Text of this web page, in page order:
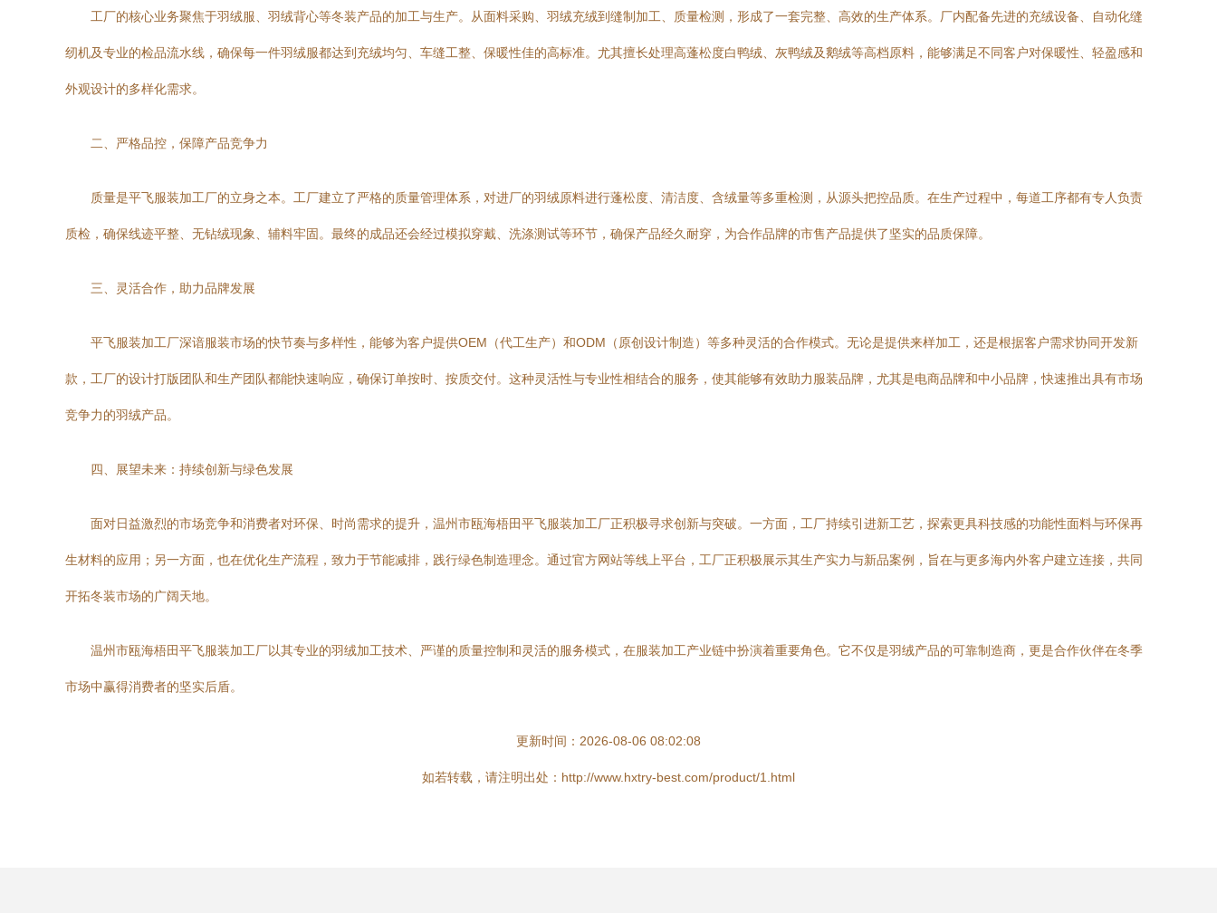
工厂的核心业务聚焦于羽绒服、羽绒背心等冬装产品的加工与生产。从面料采购、羽绒充绒到缝制加工、质量检测，形成了一套完整、高效的生产体系。厂内配备先进的充绒设备、自动化缝
纫机及专业的检品流水线，确保每一件羽绒服都达到充绒均匀、车缝工整、保暖性佳的高标准。尤其擅长处理高蓬松度白鸭绒、灰鸭绒及鹅绒等高档原料，能够满足不同客户对保暖性、轻盈感和
外观设计的多样化需求。
二、严格品控，保障产品竞争力
质量是平飞服装加工厂的立身之本。工厂建立了严格的质量管理体系，对进厂的羽绒原料进行蓬松度、清洁度、含绒量等多重检测，从源头把控品质。在生产过程中，每道工序都有专人负责
质检，确保线迹平整、无钻绒现象、辅料牢固。最终的成品还会经过模拟穿戴、洗涤测试等环节，确保产品经久耐穿，为合作品牌的市售产品提供了坚实的品质保障。
三、灵活合作，助力品牌发展
平飞服装加工厂深谙服装市场的快节奏与多样性，能够为客户提供OEM（代工生产）和ODM（原创设计制造）等多种灵活的合作模式。无论是提供来样加工，还是根据客户需求协同开发新
款，工厂的设计打版团队和生产团队都能快速响应，确保订单按时、按质交付。这种灵活性与专业性相结合的服务，使其能够有效助力服装品牌，尤其是电商品牌和中小品牌，快速推出具有市场
竞争力的羽绒产品。
四、展望未来：持续创新与绿色发展
面对日益激烈的市场竞争和消费者对环保、时尚需求的提升，温州市瓯海梧田平飞服装加工厂正积极寻求创新与突破。一方面，工厂持续引进新工艺，探索更具科技感的功能性面料与环保再
生材料的应用；另一方面，也在优化生产流程，致力于节能减排，践行绿色制造理念。通过官方网站等线上平台，工厂正积极展示其生产实力与新品案例，旨在与更多海内外客户建立连接，共同
开拓冬装市场的广阔天地。
温州市瓯海梧田平飞服装加工厂以其专业的羽绒加工技术、严谨的质量控制和灵活的服务模式，在服装加工产业链中扮演着重要角色。它不仅是羽绒产品的可靠制造商，更是合作伙伴在冬季
市场中赢得消费者的坚实后盾。
更新时间：2026-08-06 08:02:08
如若转载，请注明出处：http://www.hxtry-best.com/product/1.html